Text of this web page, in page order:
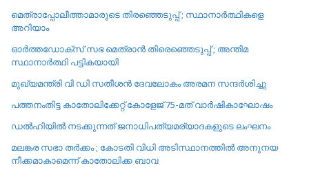
മെത്രാപ്പോലീത്താമാരുടെ തിരഞ്ഞെടുപ്പ് ; സ്ഥാനാർത്ഥികളെ
അറിയാം
ഓർത്തഡോക്സ് സഭ മെത്രാൻ തിരെഞ്ഞെടുപ്പ് ; അന്തിമ
സ്ഥാനാർത്ഥി പട്ടികയായി
മുഖ്യമന്ത്രി വി ഡി സതീശൻ ദേവലോകം അരമന സന്ദർശിച്ചു
പത്തനംതിട്ട കാതോലിക്കേറ്റ്‌ കോളേജ്‌ 75-മത് വാർഷികാഘോഷം
ഡൽഹിയിൽ നടക്കുന്നത് ജനാധിപത്യമര്യാദകളുടെ ലംഘനം
മലങ്കര സഭാ തർക്കം ; കോടതി വിധി അടിസ്ഥാനത്തിൽ അനുനയ
നീക്കമാകാമെന്ന് കാതോലിക്ക ബാവ